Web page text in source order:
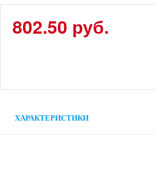
802.50 руб.
ХАРАКТЕРИСТИКИ